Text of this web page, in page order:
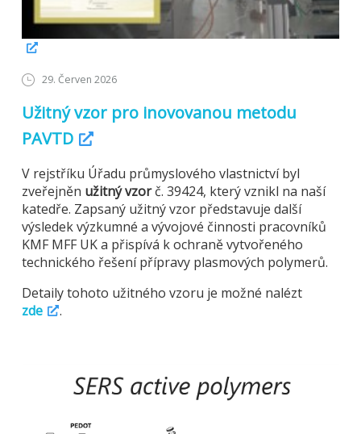
29. Červen 2026
Užitný vzor pro inovovanou metodu
PAVTD
V rejstříku Úřadu průmyslového vlastnictví byl
zveřejněn užitný vzorč. 39424, který vznikl na naší
katedře. Zapsaný užitný vzor představuje další
výsledek výzkumné a vývojové činnosti pracovníků
KMF MFF UK a přispívá k ochraně vytvořeného
technického řešení přípravy plasmových polymerů.
Detaily tohoto užitného vzoru je možné nalézt
zde
.